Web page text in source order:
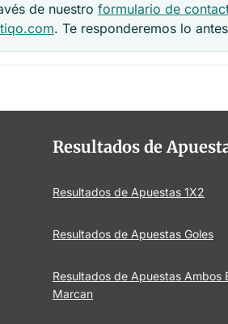
de nuestro formulario de
. Te responderemos lo
Resultados de
Resultados de Apuestas 1X2
Resultados de Apuestas Goles
Resultados de Apuestas Ambos
Marcan